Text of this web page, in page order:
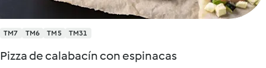
TM7 TM6 TM5 TM31
Pizza de calabacín con espinacas